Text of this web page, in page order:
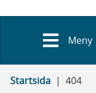
Meny
Startsida 404